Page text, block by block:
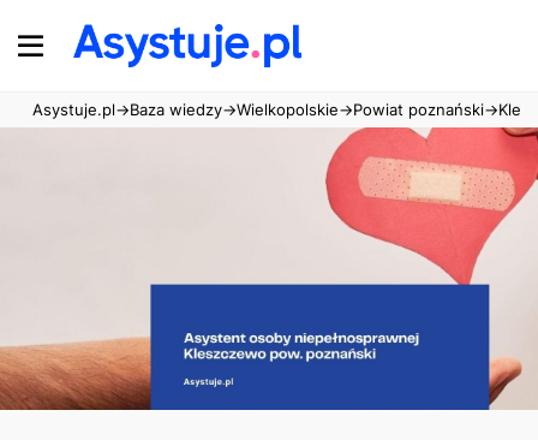
Asystuje.pl→Baza wiedzy→Wielkopolskie→Powiat poznański→